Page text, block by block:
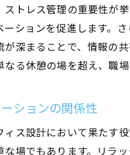
トレス管理の重要性が
ションを促進します。
深まることで、情報の
る休憩の場を超え、職
ションの関係性
ィス設計において果たす
な場でもあります。リラ